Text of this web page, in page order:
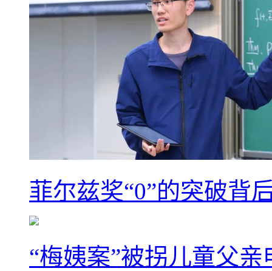
菲尔兹奖“0”的突破背
“梅姨案”被拐儿童父